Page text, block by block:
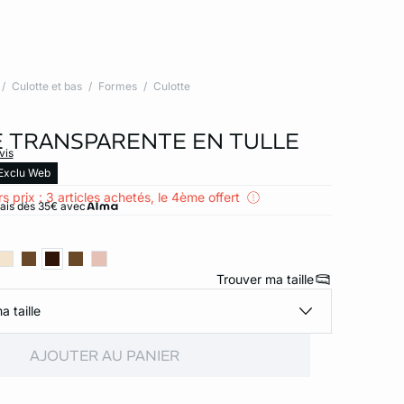
Culotte et bas Formes Culotte
TRANSPARENTE EN TULLE
prix : 3 articles achetés, le 4ème offert
Web
dès 35€ avec
Trouver ma taille
taille
AJOUTER AU PANIER